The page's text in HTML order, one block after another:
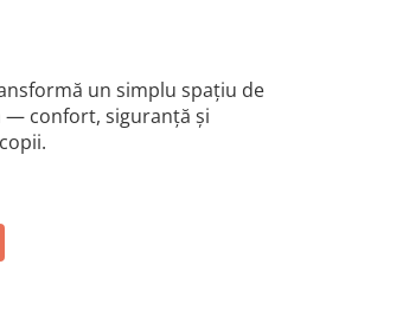
un simplu spațiu de
— confort, siguranță și